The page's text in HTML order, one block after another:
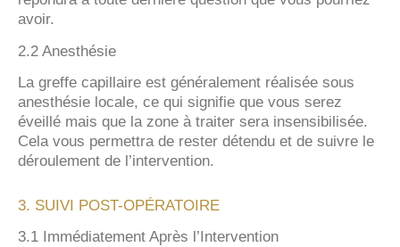
avoir.
2.2 Anesthésie
La greffe capillaire est généralement réalisée sous
anesthésie locale, ce qui signifie que vous serez
éveillé mais que la zone à traiter sera insensibilisée.
Cela vous permettra de rester détendu et de suivre le
déroulement de l’intervention.
3. SUIVI POST-OPÉRATOIRE
3.1 Immédiatement Après l’Intervention